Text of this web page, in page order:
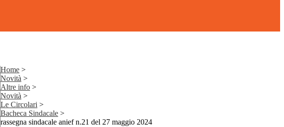
Home >
Novità >
Altre info >
Novità >
Le Circolari >
Bacheca Sindacale >
rassegna sindacale anief n.21 del 27 maggio 2024